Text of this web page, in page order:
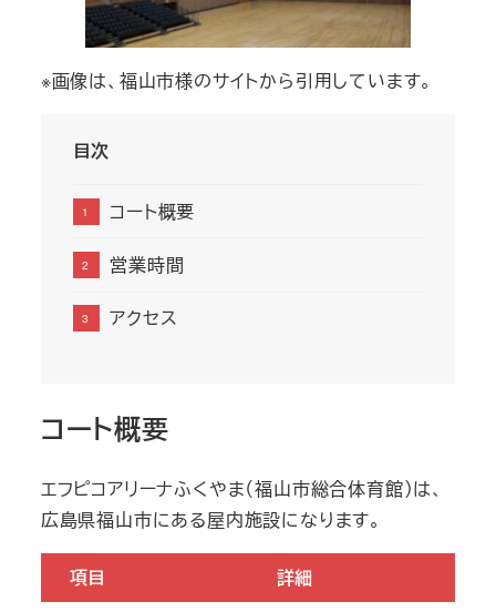
※画像は、福山市様のサイトから引用しています。
目次
コート概要
営業時間
アクセス
コート概要
エフピコアリーナふくやま（福山市総合体育館）は、
広島県福山市にある屋内施設になります。
項目
詳細